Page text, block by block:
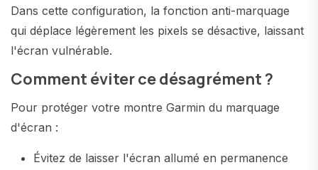
Dans cette configuration, la fonction anti-marquage
qui déplace légèrement les pixels se désactive, laissant
l'écran vulnérable.
Comment éviter ce désagrément ?
Pour protéger votre montre Garmin du marquage
d'écran :
Évitez de laisser l'écran allumé en permanence